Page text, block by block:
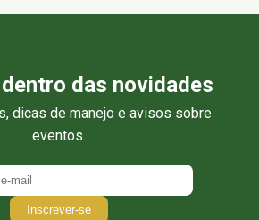
das novidades
dicas de manejo e avisos sobre
eventos.
Inscrever-se